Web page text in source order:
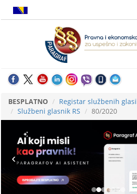
BESPLATNO
Registar službenih
Službeni glasnik RS
80/2020